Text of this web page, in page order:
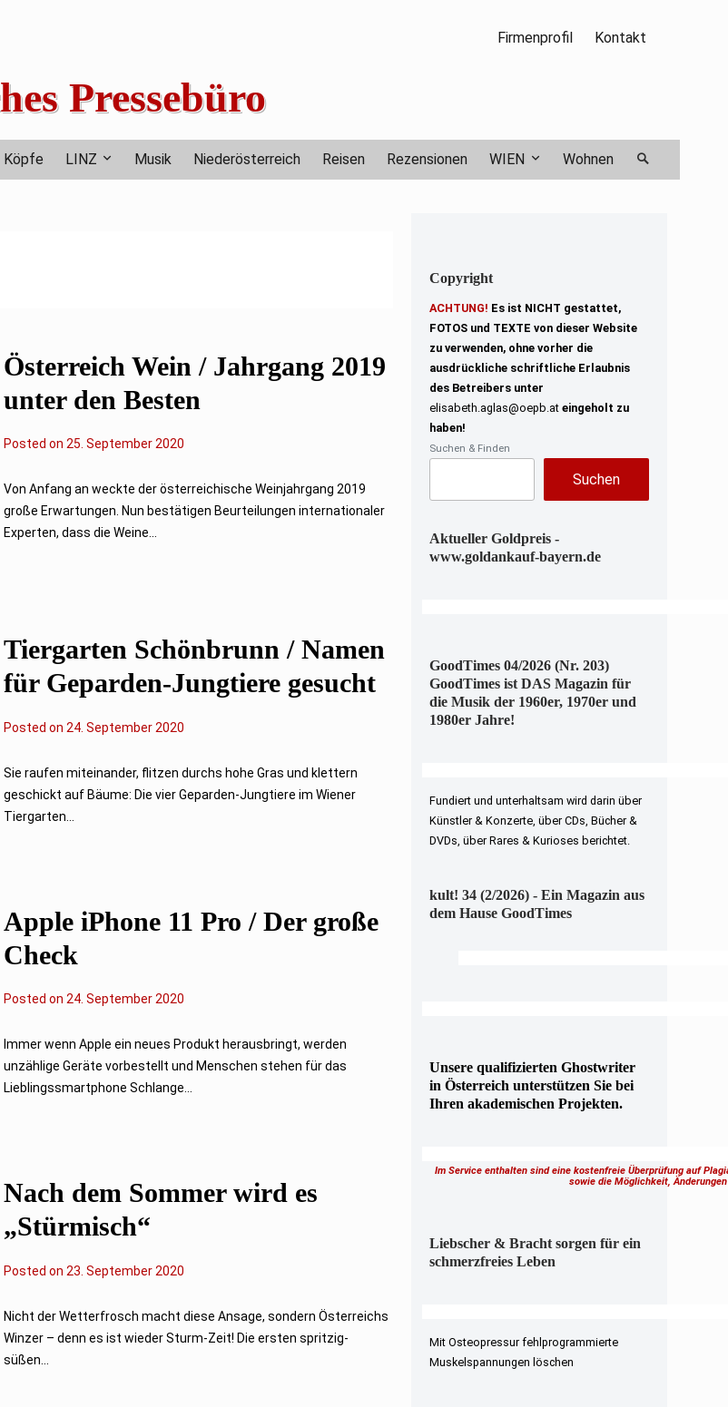
Firmenprofil Kontakt
Pressebüro
Köpfe LINZ Musik Niederösterreich Reisen Rezensionen WIEN Wohnen
Österreich Wein / Jahrgang 2019
unter den Besten
Posted on 2
S
p
t
2
0
25. September 2020
Von Anfang an weckte der österreichische Weinjahrgang 2019
große Erwartungen. Nun bestätigen Beurteilungen internationaler
Experten, dass die Weine...
Tiergarten Schönbrunn / Namen
für Geparden-Jungtiere gesucht
Posted on 24. September 2020
Sie raufen miteinander, flitzen durchs hohe Gras und klettern
geschickt auf Bäume: Die vier Geparden-Jungtiere im Wiener
Tiergarten...
Apple iPhone 11 Pro / Der große
Check
Posted on 24. September 2020
Immer wenn Apple ein neues Produkt herausbringt, werden
unzählige Geräte vorbestellt und Menschen stehen für das
Lieblingssmartphone Schlange...
Nach dem Sommer wird es
„Stürmisch“
Posted on 2
S
p
23. September 2020
Nicht der Wetterfrosch macht diese Ansage, sondern Österreichs
Winzer – denn es ist wieder Sturm-Zeit! Die ersten spritzig-
süßen...
Copyright
ACHTUNG! Es ist NICHT gestattet,
FOTOS und TEXTE von dieser Website
zu verwenden, ohne vorher die
ausdrückliche schriftliche Erlaubnis
des Betreibers unter
elisabeth.aglas@oepb.ateingeholt zu
haben!
Suchen & Finden
Suchen
Aktueller Goldpreis -
www.goldankauf-bayern.de
GoodTimes 04/2026 (Nr. 203)
GoodTimes ist DAS Magazin für
die Musik der 1960er, 1970er und
1980er Jahre!
Fundiert und unterhaltsam wird darin über
Künstler & Konzerte, über CDs, Bücher &
DVDs, über Rares & Kurioses berichtet.
kult! 34 (2/2026) - Ein Magazin aus
dem Hause GoodTimes
Unsere qualifizierten Ghostwriter
in Österreich unterstützen Sie bei
Ihren akademischen Projekten.
Im Service enthalten sind eine kostenfreie Überprüfung auf
sowie die Möglichkeit,
Liebscher & Bracht sorgen für ein
schmerzfreies Leben
Mit Osteopressur fehlprogrammierte
Muskelspannungen löschen